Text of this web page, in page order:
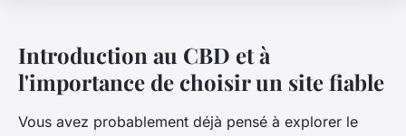
Introduction au CBD et à
l'importance de choisir un site fiable
Vous avez probablement déjà pensé à explorer le